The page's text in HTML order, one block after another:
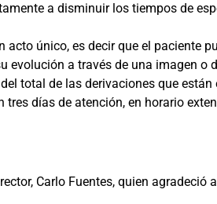
a disminuir los tiempos de
acto único, es decir que el paciente
evolución a través de una imagen o
total de las derivaciones que están
días de atención, en horario
Carlo Fuentes, quien agradeció